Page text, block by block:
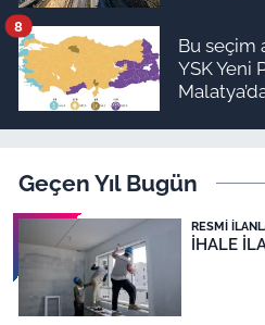
Bu seçim
YSK Yeni
8
Geçen Yıl Bugün
RESMI
İHALE